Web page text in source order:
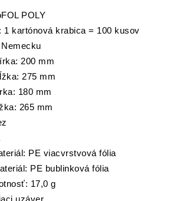
POLY
1 kartónová krabica = 100 kusov
200 mm
275 mm
180 mm
265 mm
PE viacvrstvová fólia
PE bublinková fólia
17,0 g